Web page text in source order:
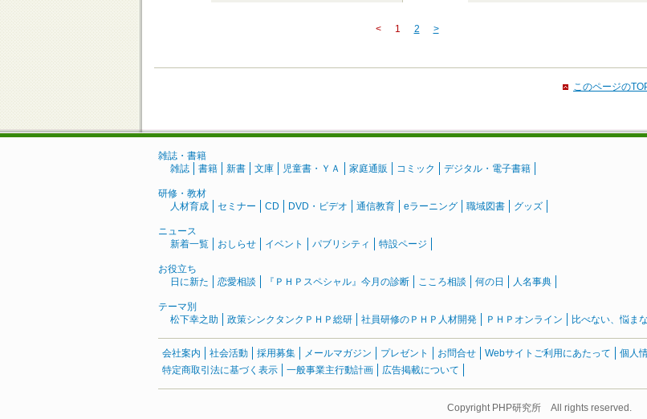
< 1 2 >
このページの
雑誌・書籍
雑誌
書籍 新書 文庫 児童書・ＹＡ 家庭通販 コミック デジタル・電子書籍
研修・教材
人材育成
セミナー CD DVD・ビデオ 通信教育 eラーニング 職域図書 グッズ
ニュース
新着一覧
おしらせ イベント パブリシティ 特設ページ
お役立ち
日に新た
恋愛相談 『ＰＨＰスペシャル』今月の診断 こころ相談 何の日 人名事典
テーマ別
松下幸之助
政策シンクタンクＰＨＰ総研 社員研修のＰＨＰ人材開発 ＰＨＰオンライン 比べない、悩ま
会社案内 社会活動 採用募集 メールマガジン プレゼント お問合せ Webサイトご利用にあたって 個人
特定商取引法に基づく表示
一般事業主行動計画 広告掲載について
Copyright PHP研究所 All rights reserved.